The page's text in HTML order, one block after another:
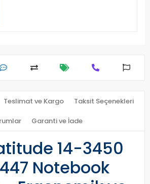
Teslimat ve Kargo Taksit Seçenekleri
Garanti ve İade
14-3450
Notebook